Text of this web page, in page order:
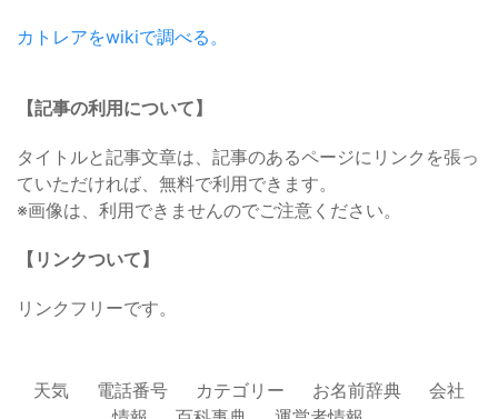
カトレアをwikiで調べる。
【記事の利用について】
タイトルと記事文章は、記事のあるページにリンクを張っ
ていただければ、無料で利用できます。
※画像は、利用できませんのでご注意ください。
【リンクついて】
リンクフリーです。
天気 電話番号 カテゴリー お名前辞典
会社